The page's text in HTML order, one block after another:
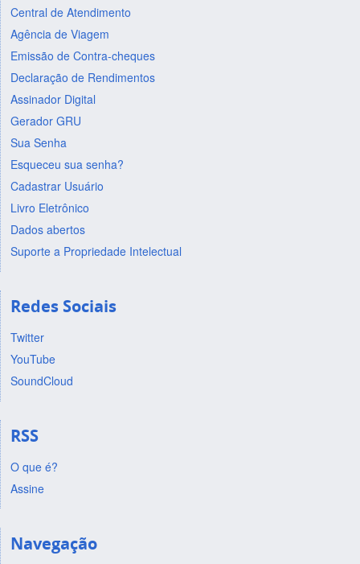
Central de Atendimento
Agência de Viagem
Emissão de Contra-cheques
Declaração de Rendimentos
Assinador Digital
Gerador GRU
Sua Senha
Esqueceu sua senha?
Cadastrar Usuário
Livro Eletrônico
Dados abertos
Suporte a Propriedade Intelectual
Redes Sociais
Twitter
YouTube
SoundCloud
RSS
O que é?
Assine
Navegação